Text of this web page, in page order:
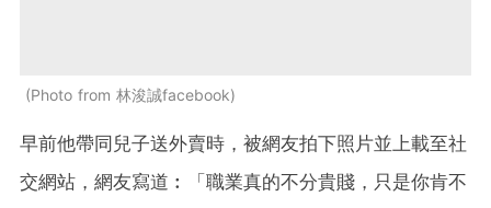
Photo from 林浚誠facebook
早前他帶同兒子送外賣時，被網友拍下照片並上載至社
交網站，網友寫道︰「職業真的不分貴賤，只是你肯不